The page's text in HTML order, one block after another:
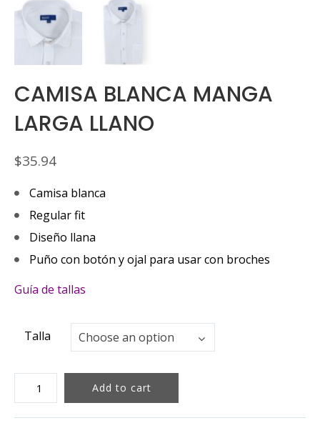
CAMISA BLANCA MANGA
LARGA LLANO
$35.94
Camisa blanca
Regular fit
Diseño llana
Puño con botón y ojal para usar con broches
Guía de tallas
Talla Choose an option
Talla
CAMISA
BLANCA
MANGA
Add to cart